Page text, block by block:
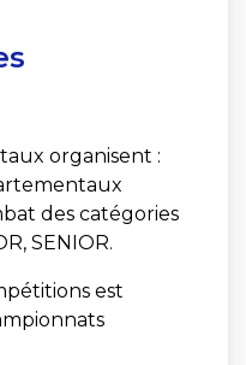
organisent :
des catégories
SENIOR.
est